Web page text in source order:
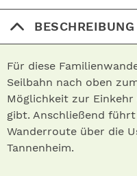
BESCHREIBUNG
Für diese
Seilbahn nach oben
Möglichkeit zur
gibt. Anschließend
Wanderroute über die
Tannenheim.